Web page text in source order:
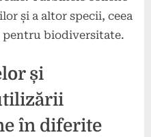
și a altor specii, ceea
pentru biodiversitate.
și
în diferite